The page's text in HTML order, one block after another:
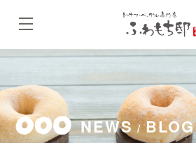
NEWS/BLOG